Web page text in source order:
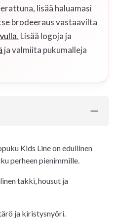
lisää haluamasi
brodeeraus vastaavilta
Lisää logoja ja
ja valmiita pukumalleja
Kids Line on edullinen
perheen pienimmille.
takki, housut ja
ja kiristysnyöri.